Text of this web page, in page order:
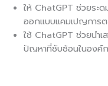
ให้ ChatGPT ช่วยระ
ออกแบบแคมเปญการ
ใช้ ChatGPT ช่วยนำเ
ปัญหาที่ซับซ้อนในองค์